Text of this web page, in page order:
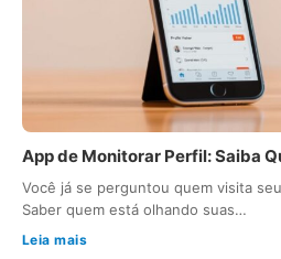
App de Monitorar Perfil: Saiba
Você já se perguntou quem visita
Saber quem está olhando suas…
Leia mais